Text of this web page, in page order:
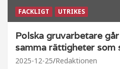
FACKLIGT UTRIKES
Polska gruvarbetare
samma rättigheter som
2025-12-25 Redaktionen